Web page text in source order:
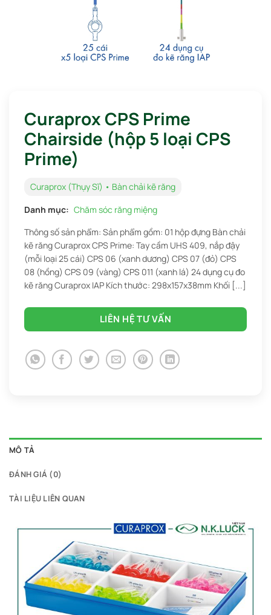
Curaprox CPS Prime
Chairside (hộp 5 loại CPS
Prime)
Curaprox (Thụy Sĩ) • Bàn chải kẽ răng
Danh mục: Chăm sóc răng miệng
Thông số sản phẩm: Sản phẩm gồm: 01 hộp đựng Bàn chải
kẽ răng Curaprox CPS Prime: Tay cầm UHS 409, nắp đậy
(mỗi loại 25 cái) CPS 06 (xanh dương) CPS 07 (đỏ) CPS
08 (hồng) CPS 09 (vàng) CPS 011 (xanh lá) 24 dụng cụ đo
kẽ răng Curaprox IAP Kích thước: 298x157x38mm Khối [...]
LIÊN HỆ TƯ VẤN
MÔ TẢ
ĐÁNH GIÁ (0)
TÀI LIỆU LIÊN QUAN